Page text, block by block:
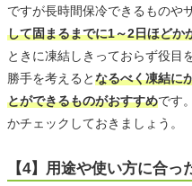
ですが長時間保冷できるものや
して固まるまでに1～2日ほどか
ときに凍結しきっておらず役目
勝手を考えるとなるべく凍結に
とができるものがおすすめです
かチェックしておきましょう。
【4】用途や使い方に合っ